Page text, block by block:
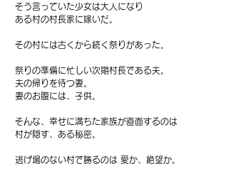
そう言っていた少女は大人になり
ある村の村長家に嫁いだ。
その村には古くから続く祭りがあった。
祭りの準備に忙しい次期村長である夫。
夫の帰りを待つ妻。
妻のお腹には、子供。
そんな、幸せに満ちた家族が直面するのは
村が隠す、ある秘密。
逃げ場のない村で勝るのは 愛か、絶望か。